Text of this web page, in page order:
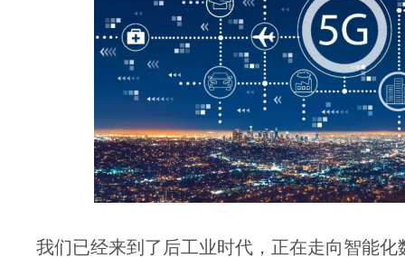
我们已经来到了后工业时代，正在走向智能